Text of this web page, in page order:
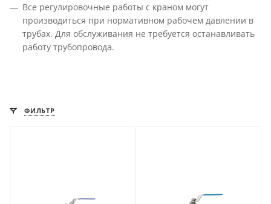
Все регулировочные работы с краном могут
производиться при нормативном рабочем давлении в
трубах. Для обслуживания не требуется останавливать
работу трубопровода.
ФИЛЬТР